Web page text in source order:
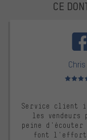
CE
Chris
Note
Service client
les vendeurs
peine d'écouter
font l'effort